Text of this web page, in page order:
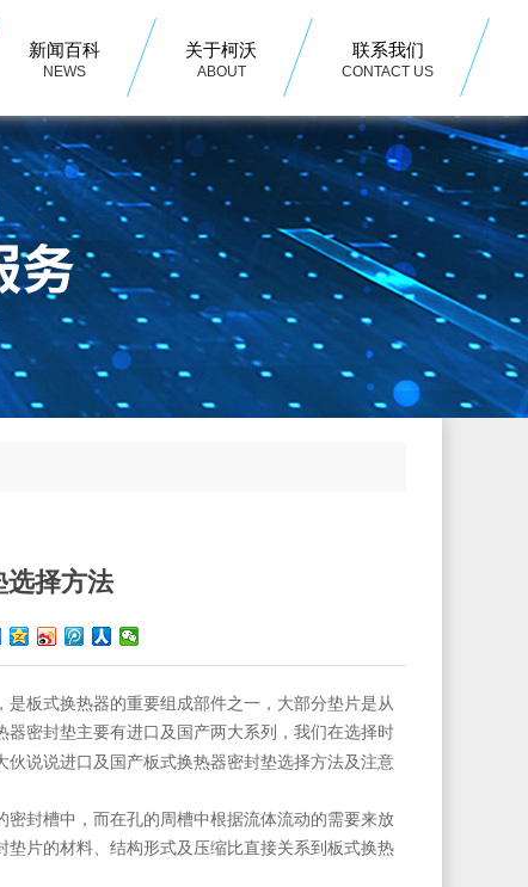
新闻百科
NEWS
关于柯沃
ABOUT
联系我们
CONTACT US
选择方法
板式换热器的重要组成部件之一，大部分垫片是从
密封垫主要有进口及国产两大系列，我们在选择时
伙说说进口及国产板式换热器密封垫选择方法及注意
封槽中，而在孔的周槽中根据流体流动的需要来放
片的材料、结构形式及压缩比直接关系到板式换热